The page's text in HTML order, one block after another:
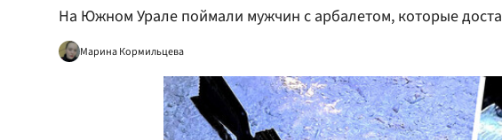
На Южном Урале поймали мужчин с арбалетом, которые
Марина Кормильцева